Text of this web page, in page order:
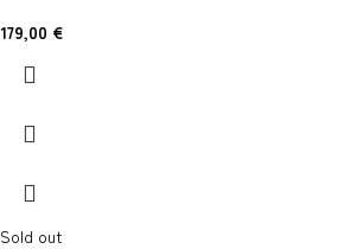
179,00 €
Sold out